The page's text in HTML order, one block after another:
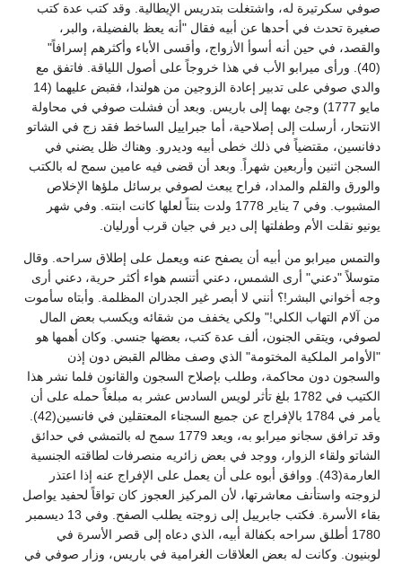
صوفي سكرتيرة له، واشتغلت بتدريس الإيطالية. وقد كتب عدة كتب
صغيرة تحدث في أحدها عن أبيه فقال "أنه يعظ بالفضيلة، والبر،
والقصد، في حين أنه أسوأ الأزواج، وأقسى الأباء وأكثرهم إسرافاً"
(40). ورأى ميرابو الأب في هذا خروجاً على أصول اللياقة. فاتفق مع
والدي صوفي على تدبير إعادة الزوجين من هولندا، فقبض عليهما (14
مايو 1777) وجئ بهما إلى باريس. وبعد أن فشلت صوفي في محاولة
الانتحار، أرسلت إلى إصلاحية، أما جبراييل الساخط فقد زج في الشاتو
دفانسين، مقتضياً في ذلك خطى أبيه وديدرو. وهناك ظل يضني في
السجن اثنين وأربعين شهراً. وبعد أن قضى فيه عامين سمح له بالكتب
والورق والقلم والمداد، فراح يبعث لصوفي برسائل ملؤها الإخلاص
المشبوب. وفي 7 يناير 1778 ولدت بنتاً لعلها كانت ابنته. وفي شهر
يونيو نقلت الأم وطفلتها إلى دير في جيان قرب أورليان.
والتمس ميرابو من أبيه أن يصفح عنه ويعمل على إطلاق سراحه. وقال
متوسلاً "دعني" أرى الشمس، دعني أتنسم هواء أكثر حرية، دعني أرى
وجه أخواني البشر!؟ أنني لا أبصر غير الجدران المظلمة. وأبتاه سأموت
من آلام التهاب الكلي!" ولكي يخفف من شقائه ويكسب بعض المال
لصوفي، ويتقي الجنون، ألف عدة كتب، بعضها جنسي. وكان أهمها هو
"الأوامر الملكية المختومة" الذي وصف مظالم القبض دون إذن
والسجون دون محاكمة، وطلب بإصلاح السجون والقانون فلما نشر هذا
الكتيب في 1782 بلغ تأثر لويس السادس عشر به مبلغاً حمله على أن
يأمر في 1784 بالإفراج عن جميع السجناء المعتقلين في فانسين(42).
وقد ترافق سجانو ميرابو به، ويعد 1779 سمح له بالتمشي في حدائق
الشاتو ولقاء الزوار، ووجد في بعض زائريه منصرفات لطاقته الجنسية
العارمة(43). ووافق أبوه على أن يعمل على الإفراج عنه إذا اعتذر
لزوجته واستأنف معاشرتها، لأن المركيز العجوز كان تواقاً لحفيد يواصل
بقاء الأسرة. فكتب جابرييل إلى زوجته يطلب الصفح. وفي 13 ديسمبر
1780 أطلق سراحه بكفالة أبيه، الذي دعاه إلى قصر الأسرة في
لوبنيون. وكانت له بعض العلاقات الغرامية في باريس، وزار صوفي في